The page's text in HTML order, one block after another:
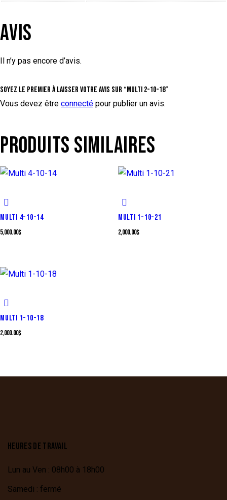
AVIS
Il n’y pas encore d’avis.
Soyez le premier à laisser votre avis sur “Multi 2-10-18”
Vous devez être connecté pour publier un avis.
PRODUITS SIMILAIRES
MULTI 4-10-14
5,000.00$
MULTI 1-10-21
2,000.00$
MULTI 1-10-18
2,000.00$
HEURES DE TRAVAIL
Lun au Ven : 08h00 à 18h00
Samedi : fermé